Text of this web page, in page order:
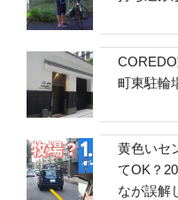
町東駐輪
黄色いセ
てOK？
なが誤解